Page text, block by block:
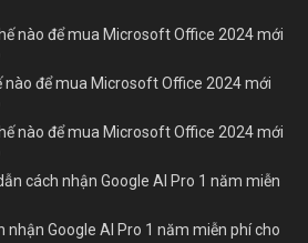
nào để mua Microsoft Office 2024 mới
nào để mua Microsoft Office 2024 mới
nào để mua Microsoft Office 2024 mới
cách nhận Google AI Pro 1 năm miễn
nhận Google AI Pro 1 năm miễn phí cho